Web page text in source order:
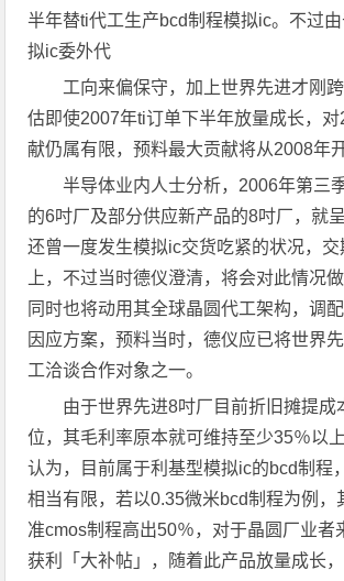
半年替ti代工生产bcd制程模拟ic。不过
拟ic委外代
工向来偏保守，加上世界先进才刚
估即使2007年ti订单下半年放量成长，
献仍属有限，预料最大贡献将从2008年开
半导体业内人士分析，2006年第三
的6吋厂及部分供应新产品的8吋厂，就
还曾一度发生模拟ic交货吃紧的状况，交
上，不过当时德仪澄清，将会对此情况
同时也将动用其全球晶圆代工架构，调
因应方案，预料当时，德仪应已将世界
工洽谈合作对象之一。
由于世界先进8吋厂目前折旧摊提成
位，其毛利率原本就可维持至少35％以
认为，目前属于利基型模拟ic的bcd制程
相当有限，若以0.35微米bcd制程为例，
准cmos制程高出50％，对于晶圆厂业者
获利「大补帖」，随着此产品放量成长